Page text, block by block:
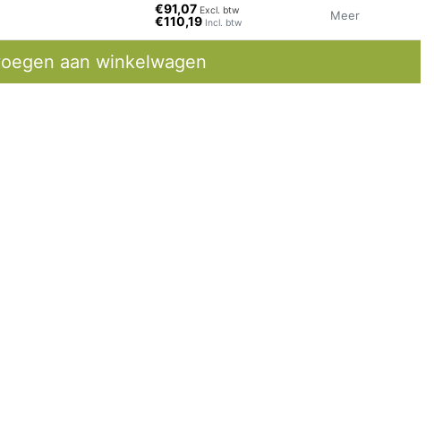
€91,07 Excl. btw
€110,19 Incl. btw
Meer
aan winkelwagen